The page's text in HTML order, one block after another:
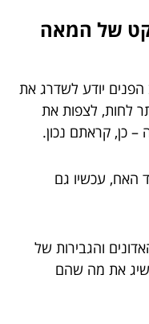
של המאה
יודע לשדרג את
לחות, לצפות את
– כן, קראתם נכון.
האח, עכשיו גם
והגבירות של
להשיג את מה שהם